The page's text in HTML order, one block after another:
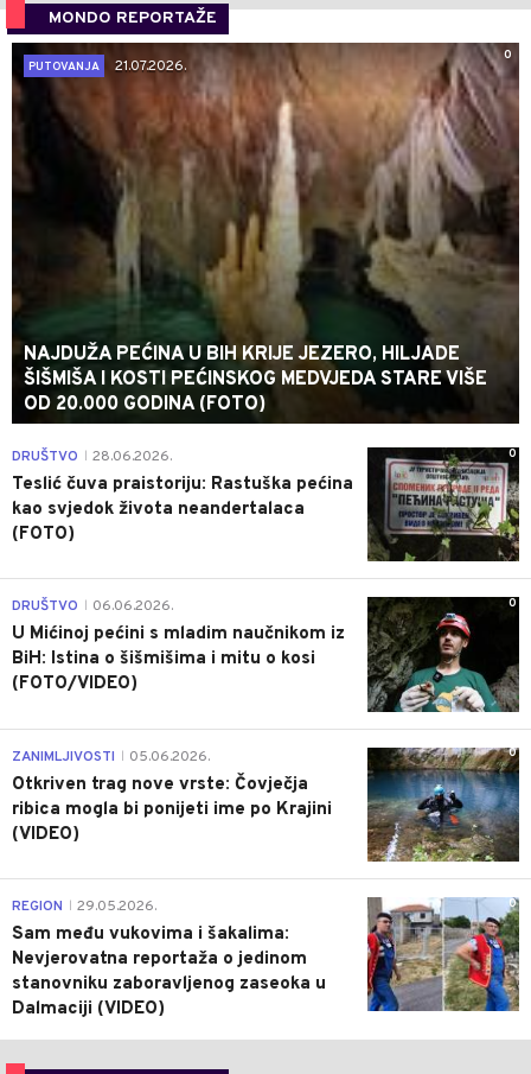
MONDO REPORTAŽE
0
PUTOVANJA
21.07.2026.
NAJDUŽA PEĆINA U BIH KRIJE JEZERO, HILJADE
ŠIŠMIŠA I KOSTI PEĆINSKOG MEDVJEDA STARE VIŠE
OD 20.000 GODINA (FOTO)
0
DRUŠTVO 28.06.2026.
Teslić čuva praistoriju: Rastuška pećina
kao svjedok života neandertalaca
(FOTO)
0
DRUŠTVO 06.06.2026.
U Mićinoj pećini s mladim naučnikom iz
BiH: Istina o šišmišima i mitu o kosi
(FOTO/VIDEO)
0
ZANIMLJIVOSTI 05.06.2026.
Otkriven trag nove vrste: Čovječja
ribica mogla bi ponijeti ime po Krajini
(VIDEO)
0
REGION 29.05.2026.
Sam među vukovima i šakalima:
Nevjerovatna reportaža o jedinom
stanovniku zaboravljenog zaseoka u
Dalmaciji (VIDEO)